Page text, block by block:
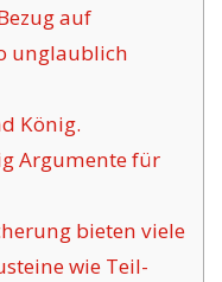
auf
unglaublich
König.
Argumente für
bieten viele
wie Teil-